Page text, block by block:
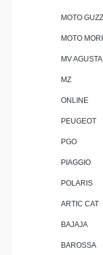
MOTO GUZZI
MOTO
MV AGUSTA
MZ
ONLINE
PEUGEOT
PGO
PIAGGIO
POLARIS
ARTIC CAT
BAJAJA
BAROSSA